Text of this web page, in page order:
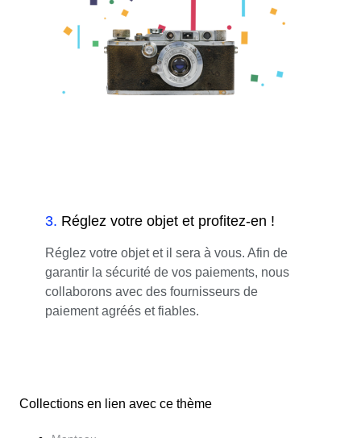
3. Réglez votre objet et profitez-en !
Réglez votre objet et il sera à vous. Afin de
garantir la sécurité de vos paiements, nous
collaborons avec des fournisseurs de
paiement agréés et fiables.
Collections en lien avec ce thème